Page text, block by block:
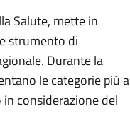
Salute, mette in
strumento di
Durante la
le categorie più a
considerazione del